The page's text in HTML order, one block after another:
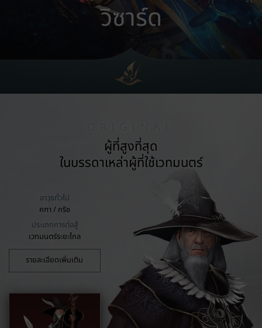
วิซาร์ด
ผู้ที่สูงที่สุด
ในบรรดาเหล่าผู้ที่ใช้เวทมนตร์
อาวุธทั่วไป
คฑา / กริช
ประเภทการต่อสู้
เวทมนตร์ระยะไกล
รายละเอียดเพิ่มเติม